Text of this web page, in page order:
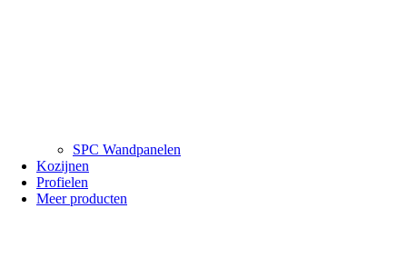
SPC Wandpanelen
Kozijnen
Profielen
Meer producten